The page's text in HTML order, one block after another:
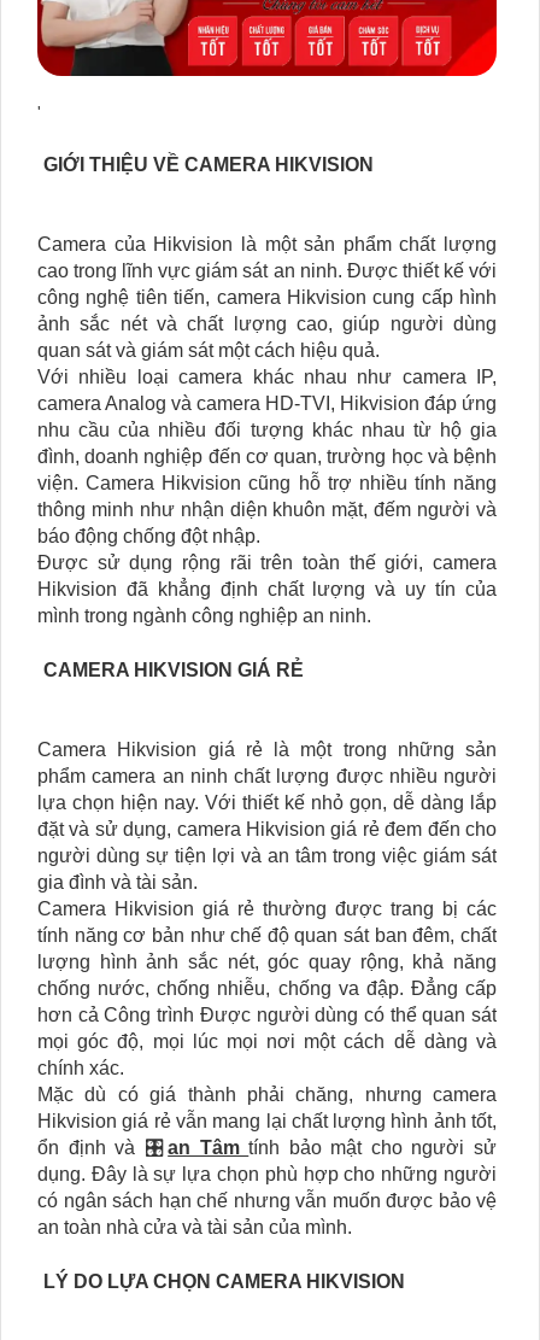
'
GIỚI THIỆU VỀ CAMERA HIKVISION
Camera của Hikvision là một sản phẩm chất lượng
cao trong lĩnh vực giám sát an ninh. Được thiết kế với
công nghệ tiên tiến, camera Hikvision cung cấp hình
ảnh sắc nét và chất lượng cao, giúp người dùng
quan sát và giám sát một cách hiệu quả.
Với nhiều loại camera khác nhau như camera IP,
camera Analog và camera HD-TVI, Hikvision đáp ứng
nhu cầu của nhiều đối tượng khác nhau từ hộ gia
đình, doanh nghiệp đến cơ quan, trường học và bệnh
viện. Camera Hikvision cũng hỗ trợ nhiều tính năng
thông minh như nhận diện khuôn mặt, đếm người và
báo động chống đột nhập.
Được sử dụng rộng rãi trên toàn thế giới, camera
Hikvision đã khẳng định chất lượng và uy tín của
mình trong ngành công nghiệp an ninh.
CAMERA HIKVISION GIÁ RẺ
Camera Hikvision giá rẻ là một trong những sản
phẩm camera an ninh chất lượng được nhiều người
lựa chọn hiện nay. Với thiết kế nhỏ gọn, dễ dàng lắp
đặt và sử dụng, camera Hikvision giá rẻ đem đến cho
người dùng sự tiện lợi và an tâm trong việc giám sát
gia đình và tài sản.
Camera Hikvision giá rẻ thường được trang bị các
tính năng cơ bản như chế độ quan sát ban đêm, chất
lượng hình ảnh sắc nét, góc quay rộng, khả năng
chống nước, chống nhiễu, chống va đập. Đẳng cấp
hơn cả Công trình Được người dùng có thể quan sát
mọi góc độ, mọi lúc mọi nơi một cách dễ dàng và
chính xác.
Mặc dù có giá thành phải chăng, nhưng camera
Hikvision giá rẻ vẫn mang lại chất lượng hình ảnh tốt,
ổn định và 🎛an Tâmtính bảo mật cho người sử
dụng. Đây là sự lựa chọn phù hợp cho những người
có ngân sách hạn chế nhưng vẫn muốn được bảo vệ
an toàn nhà cửa và tài sản của mình.
LÝ DO LỰA CHỌN CAMERA HIKVISION